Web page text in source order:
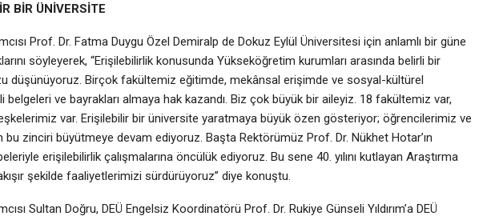
BİR ÜNİVERSİTE
Prof. Dr. Fatma Duygu Özel Demiralp de Dokuz Eylül Üniversitesi için anlamlı bir güne
söyleyerek, “Erişilebilirlik konusunda Yükseköğretim kurumları arasında belirli bir
düşünüyoruz. Birçok fakültemiz eğitimde, mekânsal erişimde ve sosyal-kültürel
belgeleri ve bayrakları almaya hak kazandı. Biz çok büyük bir aileyiz. 18 fakültemiz var,
var. Erişilebilir bir üniversite yaratmaya büyük özen gösteriyor; öğrencilerimiz ve
bu zinciri büyütmeye devam ediyoruz. Başta Rektörümüz Prof. Dr. Nükhet Hotar’ın
erişilebilirlik çalışmalarına öncülük ediyoruz. Bu sene 40. yılını kutlayan Araştırma
şekilde faaliyetlerimizi sürdürüyoruz” diye konuştu.
Sultan Doğru, DEÜ Engelsiz Koordinatörü Prof. Dr. Rukiye Günseli Yıldırım’a DEÜ